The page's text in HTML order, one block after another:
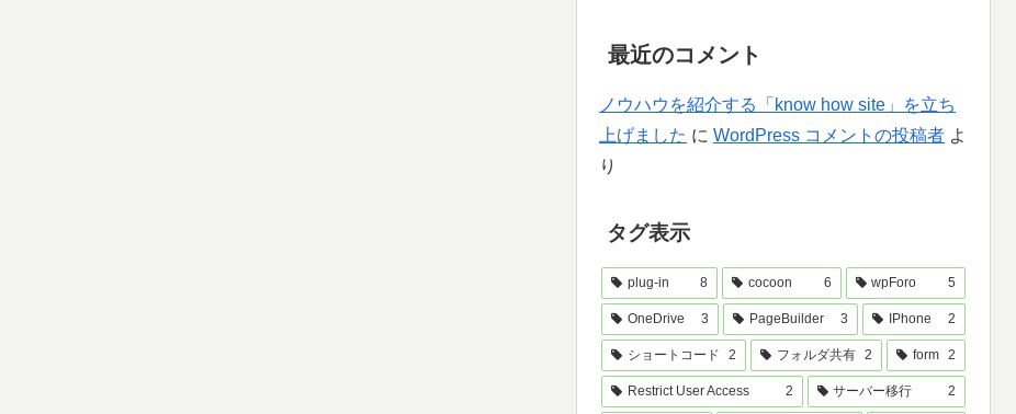
最近のコメント
ノウハウを紹介する「know how site」を立ち
上げました に WordPress コメントの投稿者 よ
り
タグ表示
plug-in 8 cocoon 6 wpForo 5
OneDrive 3 PageBuilder 3 IPhone 2
ショートコード 2 フォルダ共有 2 form 2
Restrict User Access 2 サーバー移行 2